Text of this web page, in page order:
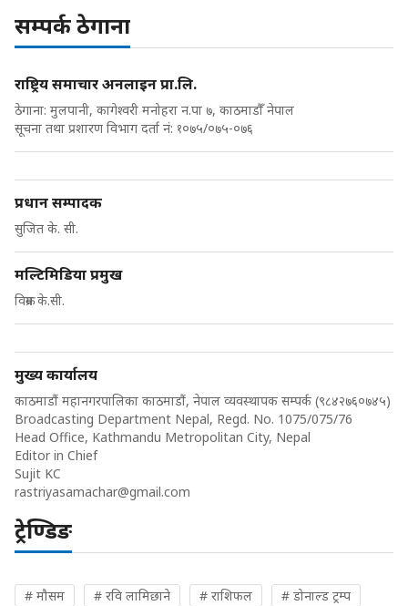
सम्पर्क ठेगाना
राष्ट्रिय समाचार अनलाइन प्रा.लि.
ठेगाना: मुलपानी, कागेश्वरी मनोहरा न.पा ७, काठमाडौँ नेपाल
सूचना तथा प्रशारण विभाग दर्ता नं: १०७५/०७५-०७६
प्रधान सम्पादक
सुजित के. सी.
मल्टिमिडिया प्रमुख
विक्रम के.सी.
मुख्य कार्यालय
काठमाडौं महानगरपालिका काठमाडौं, नेपाल व्यवस्थापक सम्पर्क (९८४२७६०७४५)
Broadcasting Department Nepal, Regd. No. 1075/075/76
Head Office, Kathmandu Metropolitan City, Nepal
Editor in Chief
Sujit KC
rastriyasamachar@gmail.com
ट्रेण्डिङ
# मौसम # रवि लामिछाने # राशिफल # डोनाल्ड ट्रम्प